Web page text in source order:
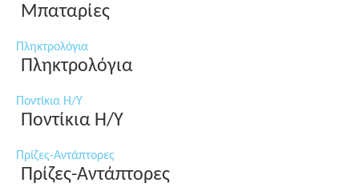
Μπαταρίες
Πληκτρολόγια
Πληκτρολόγια
Ποντίκια Η/Υ
Ποντίκια Η/Υ
Πρίζες-Αντάπτορες
Πρίζες-Αντάπτορες